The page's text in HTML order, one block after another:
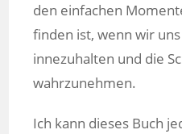
den einfachen
finden ist, wenn wir
innezuhalten und die
wahrzunehmen.
Ich kann dieses Buch